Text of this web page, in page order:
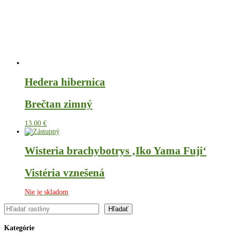
Hedera hibernica
Brečtan zimný
13.00 €
Wisteria brachybotrys ‚Iko Yama Fuji‘
Vistéria vznešená
Nie je skladom
Hľadať
Hľadať
Kategórie